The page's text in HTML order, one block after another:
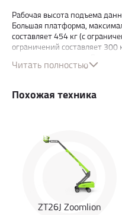
Рабочая высота подъема
Большая платформа,
составляет 454 кг (с
ограничений составляет 300
позволяет комфортно
литий-ионная
с зарядным устройством
ионный аккумулятор имеет
длительным сроком службы,
кислотные аккумуляторы.
Точная и эффективная
обеспечивает высокую
Преодолеваемый уклон
технического обслуживания
Усовершенствованная
Читать полностью
Похожая техника
ZT26J Zoomlion